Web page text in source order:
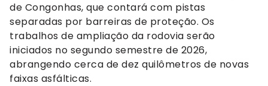
de Congonhas, que contará com pistas
separadas por barreiras de proteção. Os
trabalhos de ampliação da rodovia serão
iniciados no segundo semestre de 2026,
abrangendo cerca de dez quilômetros de novas
faixas asfálticas.